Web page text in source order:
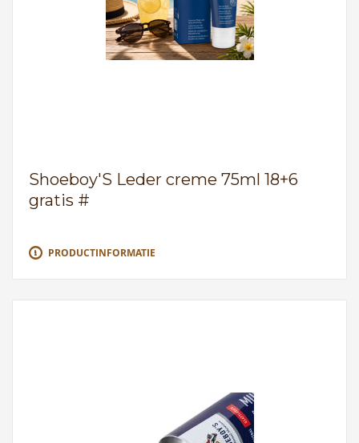
Shoeboy'S Leder creme 75ml 18+6
gratis #
PRODUCTINFORMATIE